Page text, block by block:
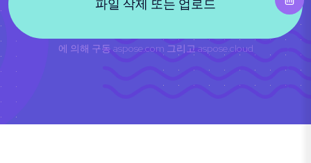
파일 삭제 또는 업로드
에 의해 구동 aspose.com 그리고 aspose.cloud